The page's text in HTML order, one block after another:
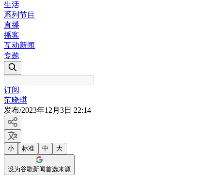
生活
系列节目
直播
播客
互动新闻
专题
订阅
范晓琪
发布/2023年12月3日 22:14
小 标准 中 大
设为谷歌新闻首选来源